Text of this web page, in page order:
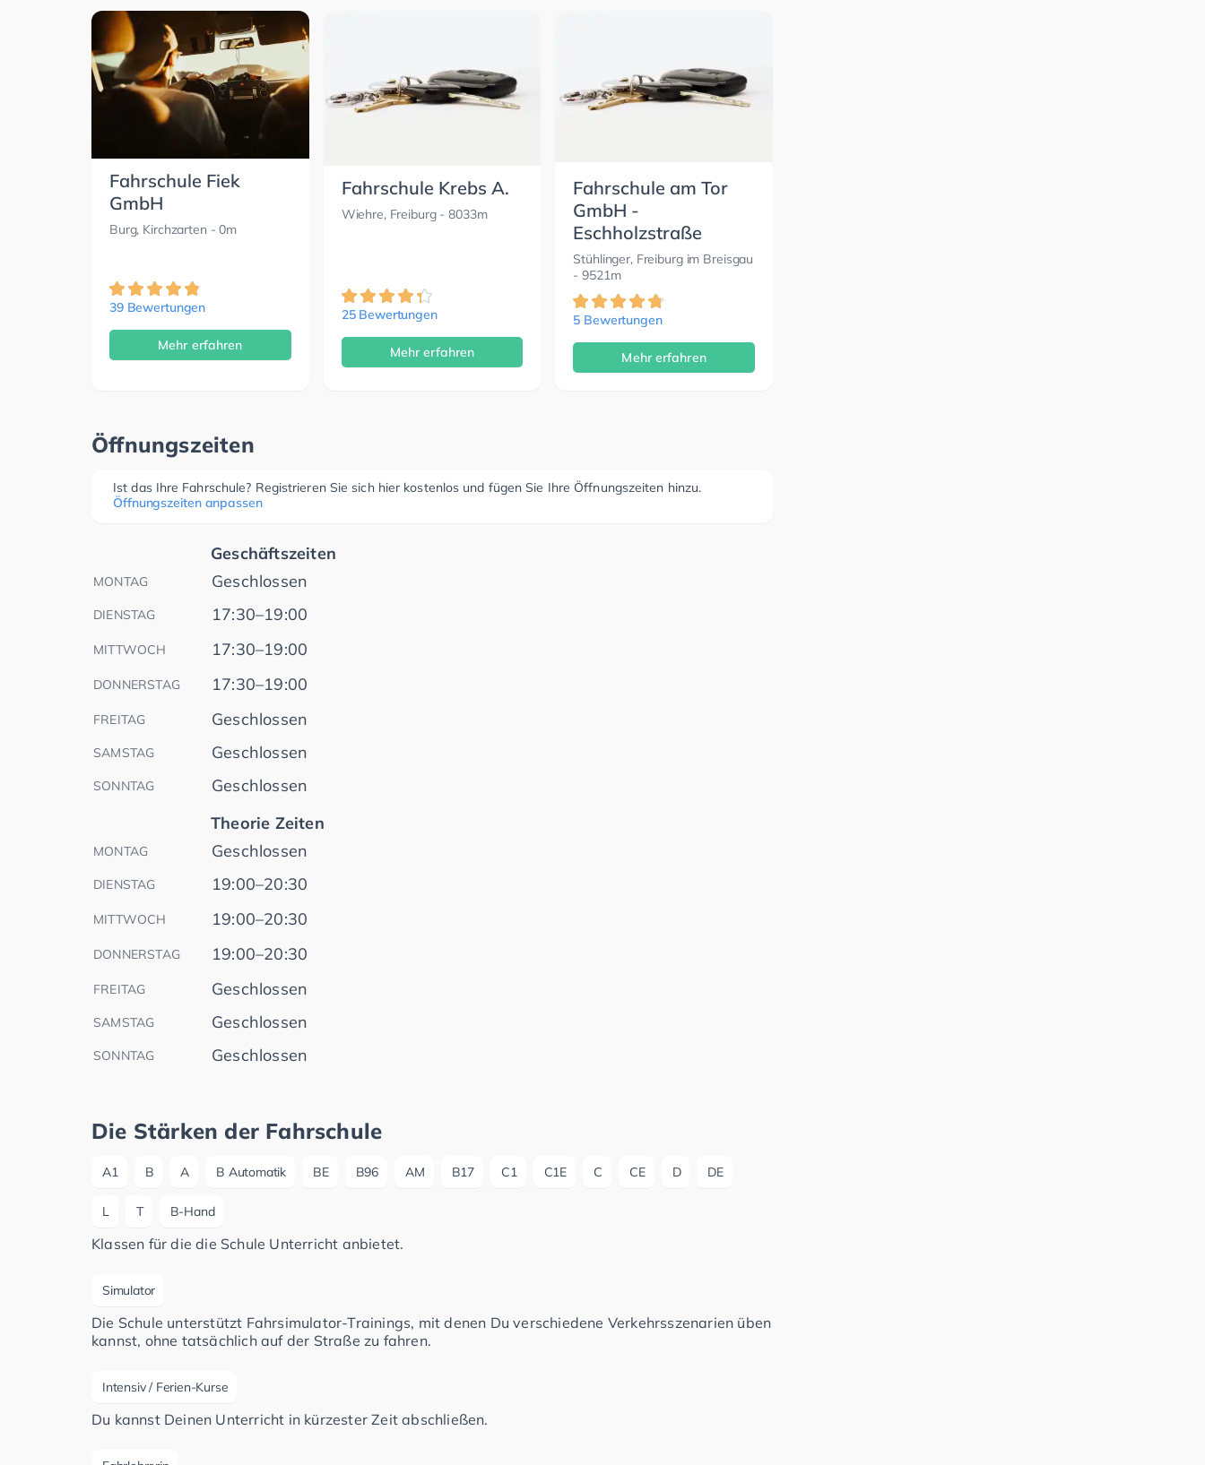
Fahrschule Fiek
GmbH
Burg, Kirchzarten - 0m
39 Bewertungen
Mehr erfahren
Fahrschule Krebs A.
Wiehre, Freiburg- 8033m
25 Bewertungen
Mehr erfahren
Fahrschule am Tor
GmbH -
Eschholzstraße
Stühlinger, Freiburg im Breisgau
- 9521m
5 Bewertungen
Mehr erfahren
Öffnungszeiten
Ist das Ihre Fahrschule? Registrieren Sie sich hier kostenlos und fügen Sie Ihre Öffnungszeiten hinzu.
Öffnungszeiten anpassen
Geschäftszeiten
MONTAG Geschlossen
DIENSTAG 17:30–19:00
MITTWOCH 17:30–19:00
DONNERSTAG 17:30–19:00
FREITAG Geschlossen
SAMSTAG Geschlossen
SONNTAG
Geschlossen
Theorie Zeiten
MONTAG Geschlossen
DIENSTAG 19:00–20:30
MITTWOCH 19:00–20:30
DONNERSTAG 19:00–20:30
FREITAG Geschlossen
SAMSTAG Geschlossen
SONNTAG Geschlossen
Die Stärken der Fahrschule
A1 B A B Automatik BE B96 AM B17 C1 C1E C CE D DE
L T B-Hand
Klassen für die die Schule Unterricht anbietet.
Simulator
Die Schule unterstützt Fahrsimulator-Trainings, mit denen Du verschiedene Verkehrsszenarien üben
kannst, ohne tatsächlich auf der Straße zu fahren.
Intensiv / Ferien-Kurse
Du kannst Deinen Unterricht in kürzester Zeit abschließen.